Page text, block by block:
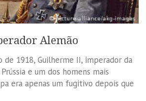
Alemão
de 1918, Guilherme II, imperador da
e um dos homens mais
era apenas um fugitivo depois que